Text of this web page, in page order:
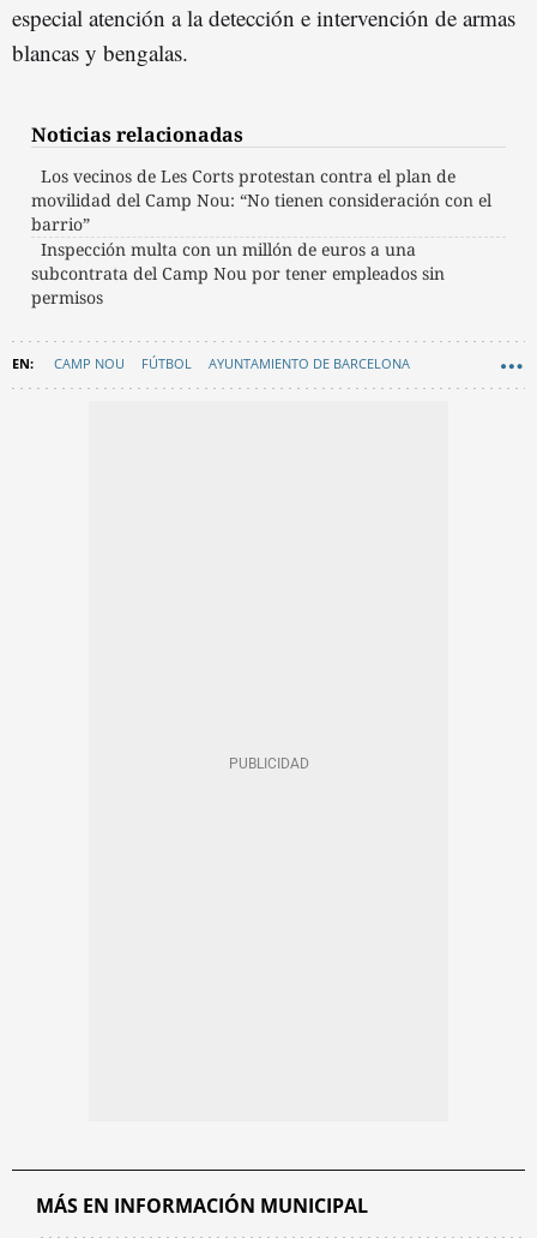
especial atención a la detección e intervención de armas
blancas y bengalas.
Noticias relacionadas
Los vecinos de Les Corts protestan contra el plan de
movilidad del Camp Nou: “No tienen consideración con el
barrio”
Inspección multa con un millón de euros a una
subcontrata del Camp Nou por tener empleados sin
permisos
CAMP NOU FÚTBOL AYUNTAMIENTO DE BARCELONA
MÁS EN INFORMACIÓN MUNICIPAL